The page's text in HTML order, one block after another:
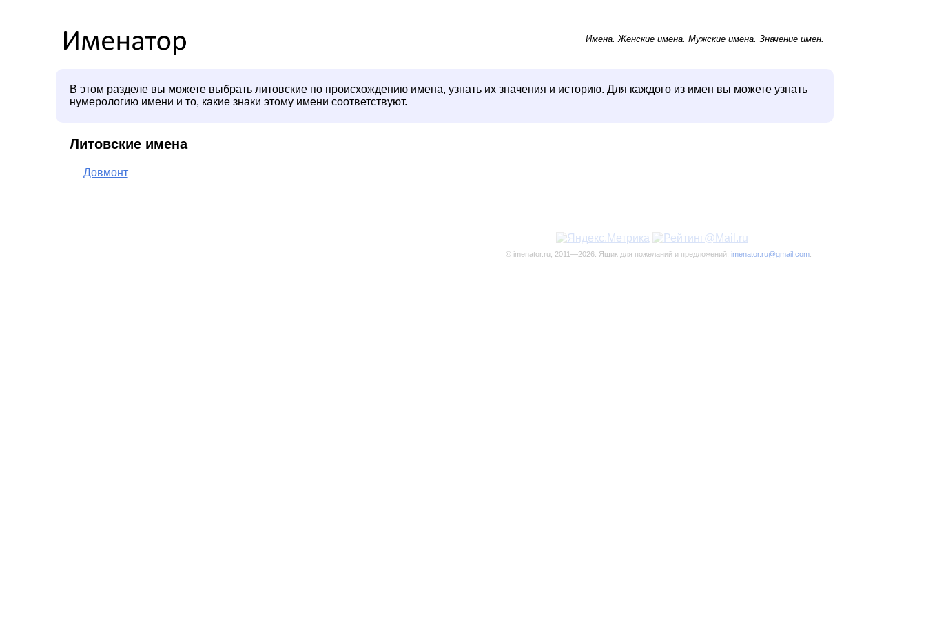
Имена.Женские имена.Мужские имена. Значение имен.
В этом разделе вы можете выбрать литовские по происхождению имена, узнать их значения и историю. Для каждого из имен вы можете узнать
нумерологию имени и то, какие знаки этому имени соответствуют.
Литовские имена
Довмонт
© imenator.ru, 2011—2026. Ящик для пожеланий и предложений: imenator.ru@gmail.com.